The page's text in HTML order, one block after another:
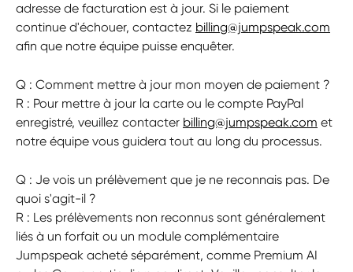
adresse de facturation est à jour. Si le paiement
continue d'échouer, contactez billing@jumpspeak.com
afin que notre équipe puisse enquêter.
Q : Comment mettre à jour mon moyen de paiement ?
R : Pour mettre à jour la carte ou le compte PayPal
enregistré, veuillez contacter billing@jumpspeak.com et
notre équipe vous guidera tout au long du processus.
Q : Je vois un prélèvement que je ne reconnais pas. De
quoi s'agit-il ?
R : Les prélèvements non reconnus sont généralement
liés à un forfait ou un module complémentaire
Jumpspeak acheté séparément, comme Premium AI